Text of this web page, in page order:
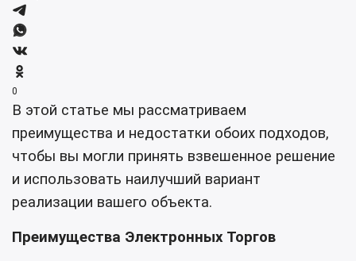
0
В этой статье мы рассматриваем
преимущества и недостатки обоих подходов,
чтобы вы могли принять взвешенное решение
и использовать наилучший вариант
реализации вашего объекта.
Преимущества Электронных Торгов